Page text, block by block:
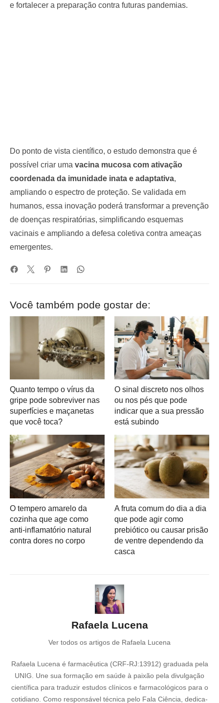
e fortalecer a preparação contra futuras pandemias.
Do ponto de vista científico, o estudo demonstra que é
possível criar uma vacina mucosa com ativação
coordenada da imunidade inata e adaptativa,
ampliando o espectro de proteção. Se validada em
humanos, essa inovação poderá transformar a prevenção
de doenças respiratórias, simplificando esquemas
vacinais e ampliando a defesa coletiva contra ameaças
emergentes.
Você também pode gostar de:
Quanto tempo o vírus da
gripe pode sobreviver nas
superfícies e maçanetas
que você toca?
O sinal discreto nos olhos
ou nos pés que pode
indicar que a sua pressão
está subindo
O tempero amarelo da
cozinha que age como
anti-inflamatório natural
contra dores no corpo
A fruta comum do dia a dia
que pode agir como
prebiótico ou causar prisão
de ventre dependendo da
casca
Rafaela Lucena
Ver todos os artigos de Rafaela Lucena
Rafaela Lucena é farmacêutica (CRF-RJ:13912) graduada pela
UNIG. Une sua formação em saúde à paixão pela divulgação
científica para traduzir estudos clínicos e farmacológicos para o
cotidiano. Como responsável técnica pelo Fala Ciência, dedica-